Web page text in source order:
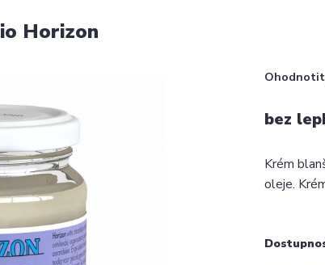
Horizon
bez
Krém
oleje.